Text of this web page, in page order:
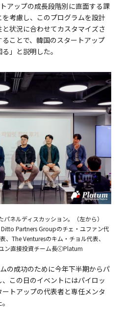
アップの成長段階別に直面する課
考慮し、このプログラムを設計
状況に合わせてカスタマイズさ
ことで、韓国のスタートアップ
」と説明した。
ネルディスカッション。（左から）
Partners Groupのチェ・ユファン代
、The Venturesのキム・チョル代表、
ン直接投資チーム長ⓒPlatum
の成功のために今年下半期からパ
この日のイベントにはパイロッ
トアップの代表者と専任メンタ